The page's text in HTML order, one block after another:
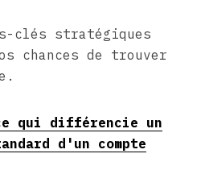
clés stratégiques
chances de trouver
qui différencie un
d'un compte